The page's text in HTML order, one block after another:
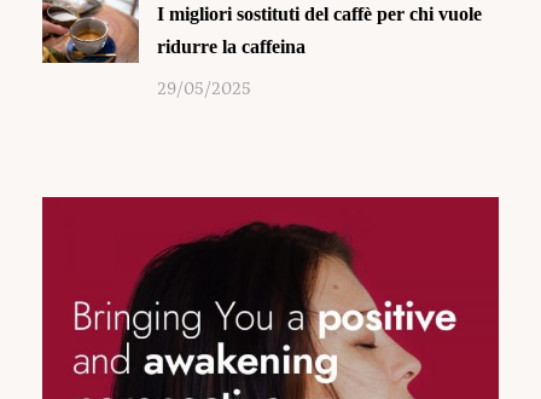
I migliori sostituti del caffè per chi vuole
ridurre la caffeina
29/05/2025